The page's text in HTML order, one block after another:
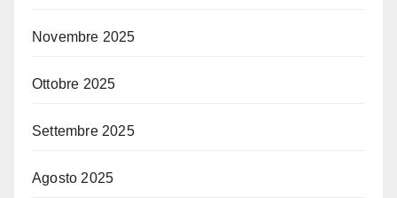
Novembre 2025
Ottobre 2025
Settembre 2025
Agosto 2025